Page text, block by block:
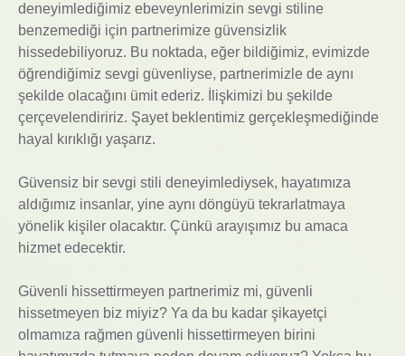
deneyimlediğimiz ebeveynlerimizin sevgi stiline
benzemediği için partnerimize güvensizlik
hissedebiliyoruz. Bu noktada, eğer bildiğimiz, evimizde
öğrendiğimiz sevgi güvenliyse, partnerimizle de aynı
şekilde olacağını ümit ederiz. İlişkimizi bu şekilde
çerçevelendiririz. Şayet beklentimiz gerçekleşmediğinde
hayal kırıklığı yaşarız.
Güvensiz bir sevgi stili deneyimlediysek, hayatımıza
aldığımız insanlar, yine aynı döngüyü tekrarlatmaya
yönelik kişiler olacaktır. Çünkü arayışımız bu amaca
hizmet edecektir.
Güvenli hissettirmeyen partnerimiz mi, güvenli
hissetmeyen biz miyiz? Ya da bu kadar şikayetçi
olmamıza rağmen güvenli hissettirmeyen birini